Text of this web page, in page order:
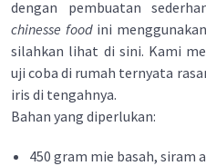
dengan pembuatan
chinesse foodini
silahkan lihat di sini. Kami
uji coba di rumah ternyata
iris di tengahnya.
Bahan yang diperlukan:
450 gram mie basah, siram